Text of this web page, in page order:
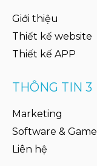
Giới thiệu
Thiết kế website
Thiết kế APP
THÔNG TIN 3
Marketing
Software & Game
Liên hệ